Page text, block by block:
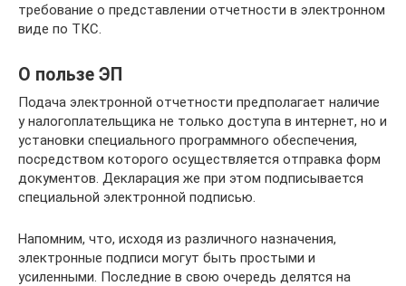
требование о представлении отчетности в электронном
виде по ТКС.
О пользе ЭП
Подача электронной отчетности предполагает наличие
у налогоплательщика не только доступа в интернет, но и
установки специального программного обеспечения,
посредством которого осуществляется отправка форм
документов. Декларация же при этом подписывается
специальной электронной подписью.
Напомним, что, исходя из различного назначения,
электронные подписи могут быть простыми и
усиленными. Последние в свою очередь делятся на